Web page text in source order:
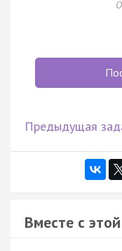
Предыдущая
Вместе с